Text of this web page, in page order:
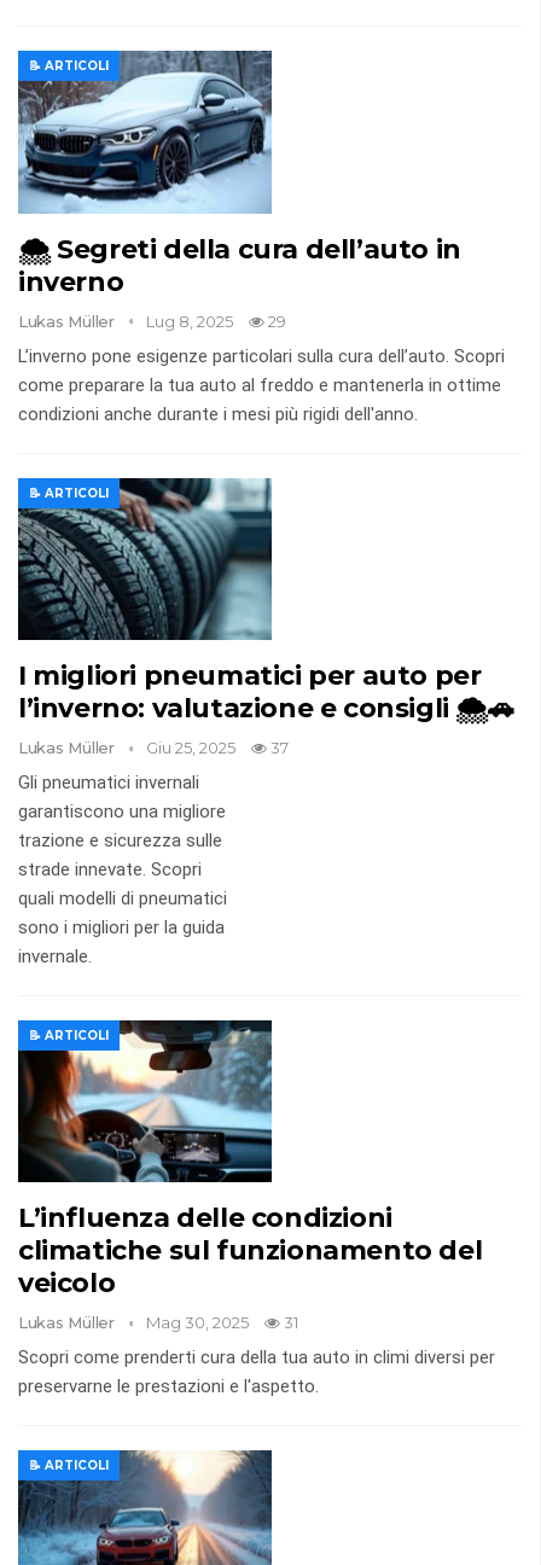
📝 ARTICOLI
🌨️ Segreti della cura dell’auto in
inverno
Lukas Müller Lug 8, 2025 29
L’inverno pone esigenze particolari sulla cura dell’auto. Scopri
come preparare la tua auto al freddo e mantenerla in ottime
condizioni anche durante i mesi più rigidi dell'anno.
📝 ARTICOLI
I migliori pneumatici per auto per
l’inverno: valutazione e consigli 🌨️🚗
Lukas Müller Giu 25, 2025 37
Gli pneumatici invernali
garantiscono una migliore
trazione e sicurezza sulle
strade innevate. Scopri
quali modelli di pneumatici
sono i migliori per la guida
invernale.
📝 ARTICOLI
L’influenza delle condizioni
climatiche sul funzionamento del
veicolo
Lukas Müller Mag 30, 2025 31
Scopri come prenderti cura della tua auto in climi diversi per
preservarne le prestazioni e l'aspetto.
📝 ARTICOLI